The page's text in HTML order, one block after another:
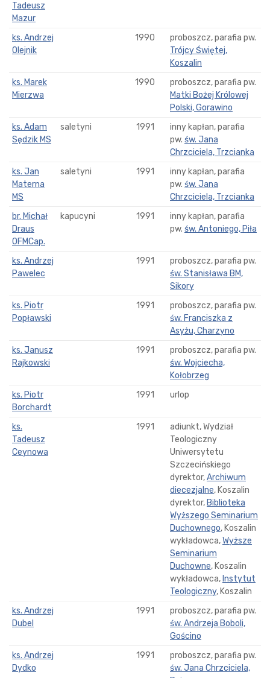
Tadeusz
Mazur
ks. Andrzej
Olejnik
1990
proboszcz, parafia pw.
Trójcy Świętej,
Koszalin
ks. Marek
Mierzwa
1990
proboszcz, parafia pw.
Matki Bożej Królowej
Polski, Gorawino
ks. Adam
Sędzik MS
saletyni 1991
inny kapłan, parafia
pw. św. Jana
Chrzciciela, Trzcianka
ks. Jan
Materna
MS
saletyni 1991
inny kapłan, parafia
pw. św. Jana
Chrzciciela, Trzcianka
br. Michał
Draus
OFMCap.
kapucyni 1991
inny kapłan, parafia
pw. św. Antoniego, Piła
ks. Andrzej
Pawelec
1991
proboszcz, parafia pw.
św. Stanisława BM,
Sikory
ks. Piotr
Popławski
1991
proboszcz, parafia pw.
św. Franciszka z
Asyżu, Charzyno
ks. Janusz
Rajkowski
1991
proboszcz, parafia pw.
św. Wojciecha,
Kołobrzeg
ks. Piotr
Borchardt
1991 urlop
ks.
Tadeusz
Ceynowa
1991
adiunkt, Wydział
Teologiczny
Uniwersytetu
Szczecińskiego
dyrektor,Archiwum
diecezjalne, Koszalin
dyrektor, Biblioteka
Wyższego Seminarium
Duchownego, Koszalin
wykładowca,Wyższe
Seminarium
Duchowne, Koszalin
wykładowca, Instytut
Teologiczny, Koszalin
ks. Andrzej
Dubel
1991
proboszcz, parafia pw.
św. Andrzeja Boboli,
Gościno
ks. Andrzej
Dydko
1991
proboszcz, parafia pw.
św. Jana Chrzciciela,